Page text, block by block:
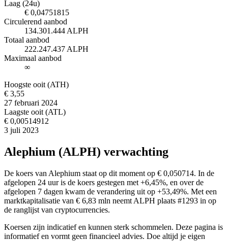
Laag (24u)
€ 0,04751815
Circulerend aanbod
134.301.444 ALPH
Totaal aanbod
222.247.437 ALPH
Maximaal aanbod
∞
Hoogste ooit (ATH)
€ 3,55
27 februari 2024
Laagste ooit (ATL)
€ 0,00514912
3 juli 2023
Alephium (ALPH) verwachting
De koers van Alephium staat op dit moment op € 0,050714. In de
afgelopen 24 uur is de koers gestegen met +6,45%, en over de
afgelopen 7 dagen kwam de verandering uit op +53,49%. Met een
marktkapitalisatie van € 6,83 mln neemt ALPH plaats #1293 in op
de ranglijst van cryptocurrencies.
Koersen zijn indicatief en kunnen sterk schommelen. Deze pagina is
informatief en vormt geen financieel advies. Doe altijd je eigen